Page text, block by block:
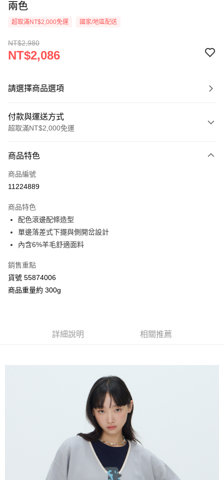
兩色
超取滿NT$2,000免運 國家/地區配送
NT$2,980
NT$2,086
請選擇商品選項
付款與運送方式
超取滿NT$2,000免運
信用卡一次付款
信用卡分期付款
合作金庫商業銀行
華南商業銀行
上海商業儲蓄銀行
國泰世華商業銀行
匯豐（台灣）商業銀行
聯邦商業銀行
元大商業銀行
超商取貨付款
LINE Pay
街口支付
Google Pay
【關於「AFTEE先享後付」】
AFTEE先享後付是「在收到商品之後才付款」的支付方式。 讓您購物簡單
２．便利：只要手機號碼，簡訊認證，即可結帳。
３．安心：先確認商品／服務後，再付款。
【「AFTEE先享後付」結帳流程】
１．於結帳方式選擇「AFTEE先享後付」後，將跳轉至「AFTEE先享後付」
結帳頁面，進行簡訊認證並確認金額後，即可完成結帳。
２．訂單成立數日內，您將收到繳費通知簡訊。
３．收到繳費通知簡訊後14天內，點擊此簡訊中的連結，可透過四大超商／
ATM／網路銀行／等多元方式進行付款，方視為交易完成。
※ 請注意：結帳手續完成當下不需立刻繳費，但若您需要取消訂單，請聯絡
購買商品的店家。未經商家同意取消之訂單仍視為有效，需透過AFTEE先享
後付繳納相關費用。
※ 交易是否成功請以「AFTEE先享後付 」之結帳頁面顯示為準，若有關於
每筆NT$80，滿NT$2,000(含以上)免運費
每筆NT$80，滿NT$2,000(含以上)免運費
每筆NT$80，滿NT$2,000(含以上)免運費
付款後7-11取貨
商品特色
商品編號
11224889
商品特色
配色滾邊配條造型
單邊落差式下擺與側開岔設計
內含6%羊毛舒適面料
銷售重點
貨號 55874006
商品重量約 300g
詳細說明 相關推薦